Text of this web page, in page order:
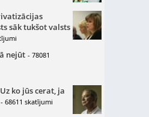
sāk tukšot valsts
nejūt - 78081
ko jūs cerat, ja
- 68611 skatījumi